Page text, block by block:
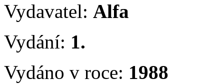
Vydavatel: Alfa
Vydání: 1.
Vydáno v roce: 1988